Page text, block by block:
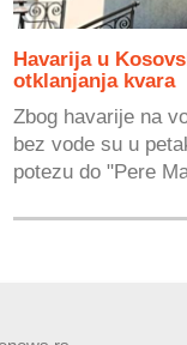
Havarija u
otklanjanja kvara
Zbog havarije na
bez vode su u
potezu do "Pere